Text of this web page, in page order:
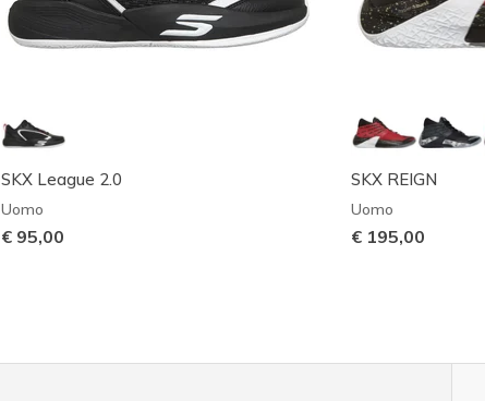
SKX League 2.0
Uomo
€ 95,00
SKX REIGN
Uomo
€ 195,00